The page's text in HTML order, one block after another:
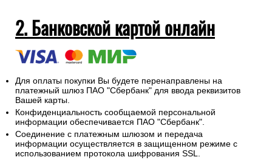
2. Банковской картой онлайн
Для оплаты покупки Вы будете перенаправлены на
платежный шлюз ПАО "Сбербанк" для ввода реквизитов
Вашей карты.
Конфиденциальность сообщаемой персональной
информации обеспечивается ПАО "Сбербанк".
Соединение с платежным шлюзом и передача
информации осуществляется в защищенном режиме с
использованием протокола шифрования SSL.